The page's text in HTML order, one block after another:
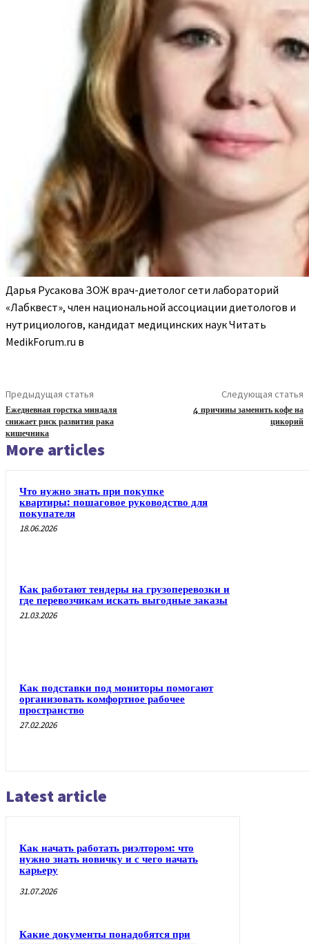
Дарья Русакова ЗОЖ врач-диетолог сети лабораторий
«Лабквест», член национальной ассоциации диетологов и
нутрициологов, кандидат медицинских наукЧитать
MedikForum.ru в
Предыдущая статья
Ежедневная горстка миндаля
снижает риск развития рака
кишечника
Следующая статья
4 причины заменить кофе на
цикорий
More articles
Что нужно знать при покупке
квартиры: пошаговое руководство для
покупателя
18.06.2026
Как работают тендеры на грузоперевозки и
где перевозчикам искать выгодные заказы
21.03.2026
Как подставки под мониторы помогают
организовать комфортное рабочее
пространство
27.02.2026
Latest article
Как начать работать риэлтором: что
нужно знать новичку и с чего начать
карьеру
31.07.2026
Какие документы понадобятся при